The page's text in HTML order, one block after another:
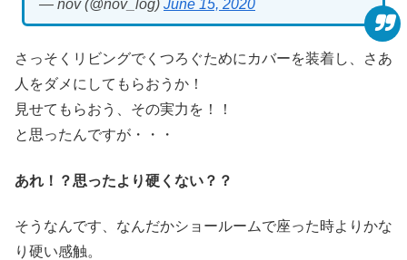
— nov (@nov_log) June 15, 2020
さっそくリビングでくつろぐためにカバーを装着し、さあ
人をダメにしてもらおうか！
見せてもらおう、その実力を！！
と思ったんですが・・・
あれ！？思ったより硬くない？？
そうなんです、なんだかショールームで座った時よりかな
り硬い感触。